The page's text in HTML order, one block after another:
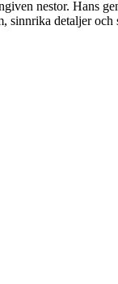
nestor. Hans
detaljer